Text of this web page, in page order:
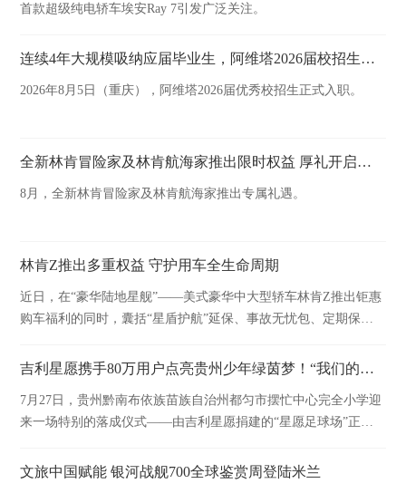
首款超级纯电轿车埃安Ray 7引发广泛关注。
连续4年大规模吸纳应届毕业生，阿维塔2026届校招生正式入职
2026年8月5日（重庆），阿维塔2026届优秀校招生正式入职。
全新林肯冒险家及林肯航海家推出限时权益 厚礼开启豪华臻享
8月，全新林肯冒险家及林肯航海家推出专属礼遇。
林肯Z推出多重权益 守护用车全生命周期
近日，在“豪华陆地星舰”——美式豪华中大型轿车林肯Z推出钜惠
购车福利的同时，囊括“星盾护航”延保、事故无忧包、定期保养
吉利星愿携手80万用户点亮贵州少年绿茵梦！“我们的星愿”第二季圆满收官
7月27日，贵州黔南布依族苗族自治州都匀市摆忙中心完全小学迎
来一场特别的落成仪式——由吉利星愿捐建的“星愿足球场”正式
文旅中国赋能 银河战舰700全球鉴赏周登陆米兰